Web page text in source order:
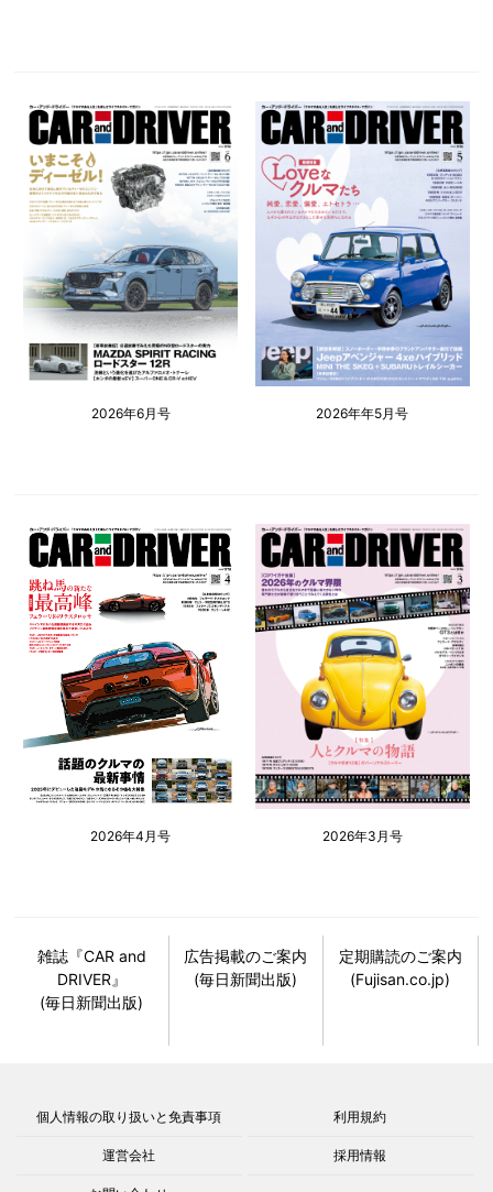
2026年6月号 2026年年5月号
2026年4月号 2026年3月号
雑誌『CAR and
DRIVER』
(毎日新聞出版)
広告掲載のご案内
(毎日新聞出版)
定期購読のご案内
(Fujisan.co.jp)
個人情報の取り扱いと免責事項 利用規約
運営会社 採用情報